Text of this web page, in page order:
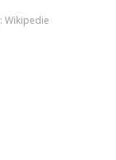
: Wikipedie